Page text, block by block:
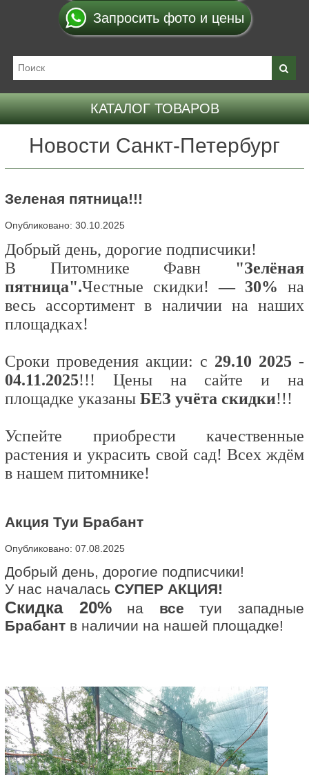
Запросить фото и цены
КАТАЛОГ ТОВАРОВ
Новости Санкт-Петербург
Зеленая пятница!!!
Опубликовано: 30.10.2025
Добрый день, дорогие подписчики!
В Питомнике Фавн "Зелёная
пятница".Честные скидки!— 30% на
весь ассортимент в наличии на наших
площадках!
Сроки проведения акции: с 29.10 2025 -
04.11.2025!!! Цены на сайте и на
площадке указаны БЕЗ учёта скидки!!!
Успейте приобрести качественные
растения и украсить свой сад! Всех ждём
в нашем питомнике!
Акция Туи Брабант
Опубликовано: 07.08.2025
Добрый день, дорогие подписчики!
У нас началась СУПЕР АКЦИЯ!
Скидка 20%на всетуи западные
Брабант в наличии на нашей площадке!